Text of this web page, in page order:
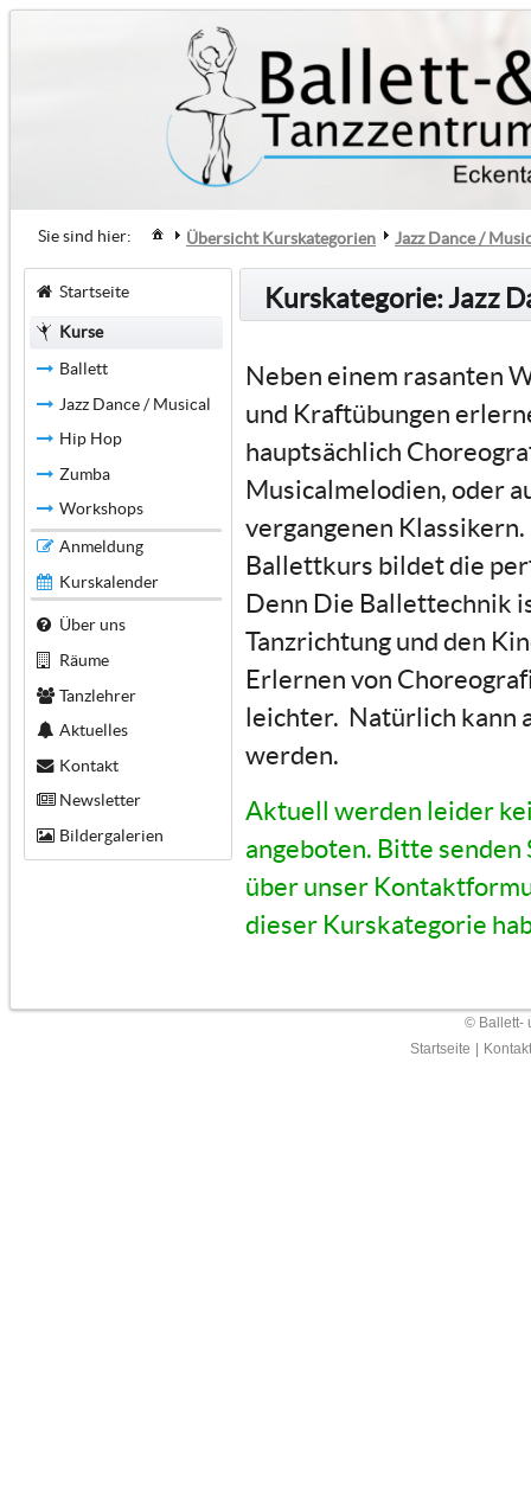
Sie sind hier: Übersicht Kurskategorien Jazz Dance /
Startseite
Kurse
Ballett
Jazz Dance / Musical
Hip Hop
Zumba
Workshops
Anmeldung
Kurskalender
Über uns
Räume
Tanzlehrer
Aktuelles
Kontakt
Newsletter
Bildergalerien
Kurskategorie: Jazz
Neben einem rasanten
und Kraftübungen
hauptsächlich
Musicalmelodien, oder
vergangenen
Ballettkurs bildet die
Denn Die Ballettechnik
Tanzrichtung und den
Erlernen von
leichter. Natürlich kann
werden.
Aktuell werden leider
angeboten. Bitte
über unser
dieser Kurskategorie
© Ballett-
Startseite
Kontakt